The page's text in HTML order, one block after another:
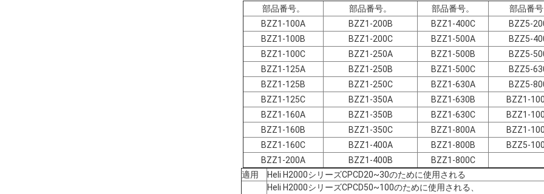
部品番号。
部品番号。 部品番号。
部品番
BZZ1-100A
BZZ1-200B BZZ1-400C
BZZ5-
BZZ1-100B
BZZ1-200C BZZ1-500A
BZZ5-
BZZ1-100C
BZZ1-250A BZZ1-500B
BZZ5-
BZZ1-125A
BZZ1-250B BZZ1-500C
BZZ5-
BZZ1-125B
BZZ1-250C BZZ1-630A
BZZ5-
BZZ1-125C
BZZ1-350A BZZ1-630B
BZZ1-
BZZ1-160A
BZZ1-350B BZZ1-630C
BZZ1-
BZZ1-160B
BZZ1-350C BZZ1-800A
BZZ1-
BZZ1-160C
BZZ1-400A BZZ1-800B
BZZ5-
BZZ1-200A
BZZ1-400B
BZZ1-800C
適用
Heli H2000シリーズCPCD20~30のために使用される
Heli H2000シリーズCPCD50~100のために使用される、